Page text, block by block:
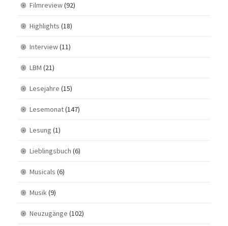
Filmreview(92)
Highlights (18)
Interview(11)
LBM (21)
Lesejahre (15)
Lesemonat(147)
Lesung (1)
Lieblingsbuch (6)
Musicals (6)
Musik(9)
Neuzugänge (102)